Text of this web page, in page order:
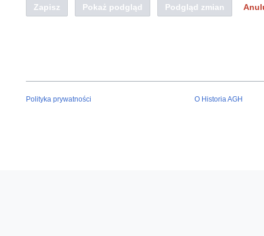
Zapisz Pokaż podgląd Podgląd zmian
Polityka prywatności O Historia AGH